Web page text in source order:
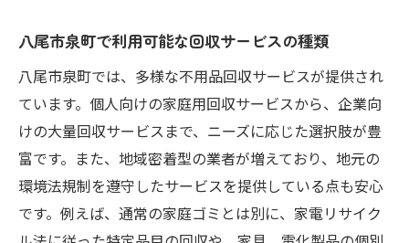
地域のイベントを活用した不用品処分
エコ活動に参加することで得られるメリッ
ト
地域のリサイクルセンターを活用した賢い不用
品処分
リサイクルセンターの所在地と営業時間
効率的なリサイクル方法とは？
八尾市泉町で利用可能な回収サービスの種類
八尾市泉町では、多様な不用品回収サービスが提供され
ています。個人向けの家庭用回収サービスから、企業向
けの大量回収サービスまで、ニーズに応じた選択肢が豊
富です。また、地域密着型の業者が増えており、地元の
環境法規制を遵守したサービスを提供している点も安心
です。例えば、通常の家庭ゴミとは別に、家電リサイク